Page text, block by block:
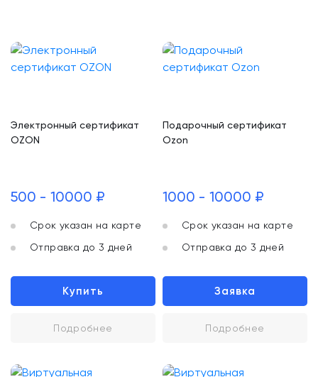
Электронный сертификат
OZON
500 - 10000 ₽
Срок указан на карте
Отправка до 3 дней
Купить
Подробнее
Подарочный сертификат
Ozon
1000 - 10000 ₽
Срок указан на карте
Отправка до 3 дней
Заявка
Подробнее